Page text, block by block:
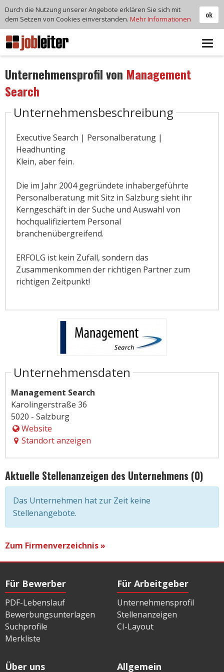
Unternehmensprofil von Management
Search
Unternehmensbeschreibung
Executive Search | Personalberatung |
Headhunting
Klein, aber fein.
Die im Jahr 2004 gegründete inhabergeführte
Personalberatung mit Sitz in Salzburg sieht ihr
Kerngeschäft in der Suche und Auswahl von
hochqualifiziertem Personal
branchenübergreifend.
ERFOLG ist kein Zufall, sondern das
Zusammenkommen der richtigen Partner zum
richtigen Zeitpunkt!
Unternehmensdaten
Management Search
Karolingerstraße 36
5020 - Salzburg
Website
Standort anzeigen
Aktuelle Stellenanzeigen des Unternehmens (0)
Das Unternehmen hat zur Zeit keine
Stellenangebote.
Zum Firmenverzeichnis »
Für Bewerber
PDF-Lebenslauf
Bewerbungsunterlagen
Suchprofile
Merkliste
Für Arbeitgeber
Unternehmensprofil
Stellenanzeigen
CI-Layout
Über uns Allgemein
ok
Durch die Nutzung unserer Angebote erklären Sie sich mit
dem Setzen von Cookies einverstanden. Mehr Informationen